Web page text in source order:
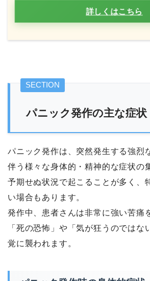
詳しくはこちら
パニック発作の主な症状
パニック発作は、突然発生する強烈
伴う様々な身体的・精神的な症状の
予期せぬ状況で起こることが多く、
い場合もあります。
発作中、患者さんは非常に強い苦痛
「死の恐怖」や「気が狂うのではな
覚に襲われます。